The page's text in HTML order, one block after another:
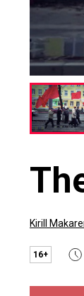
Kirill
16+